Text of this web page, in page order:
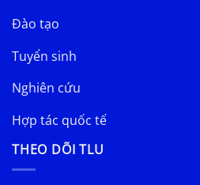
Đào tạo
Tuyển sinh
Nghiên cứu
Hợp tác quốc tế
THEO DÕI TLU